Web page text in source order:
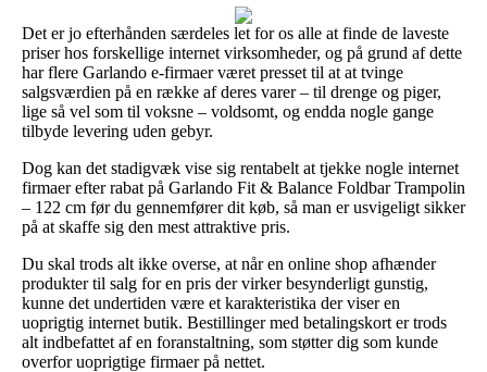
Det er jo efterhånden særdeles let for os alle at finde de laveste
priser hos forskellige internet virksomheder, og på grund af dette
har flere Garlando e-firmaer været presset til at at tvinge
salgsværdien på en række af deres varer – til drenge og piger,
lige så vel som til voksne – voldsomt, og endda nogle gange
tilbyde levering uden gebyr.
Dog kan det stadigvæk vise sig rentabelt at tjekke nogle internet
firmaer efter rabat på Garlando Fit & Balance Foldbar Trampolin
– 122 cm før du gennemfører dit køb, så man er usvigeligt sikker
på at skaffe sig den mest attraktive pris.
Du skal trods alt ikke overse, at når en online shop afhænder
produkter til salg for en pris der virker besynderligt gunstig,
kunne det undertiden være et karakteristika der viser en
uoprigtig internet butik. Bestillinger med betalingskort er trods
alt indbefattet af en foranstaltning, som støtter dig som kunde
overfor uoprigtige firmaer på nettet.